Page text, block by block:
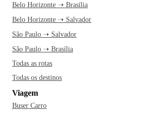
Belo Horizonte ➝ Brasília
Belo Horizonte ➝ Salvador
São Paulo ➝ Salvador
São Paulo ➝ Brasília
Todas as rotas
Todas os destinos
Viagem
Buser Carro